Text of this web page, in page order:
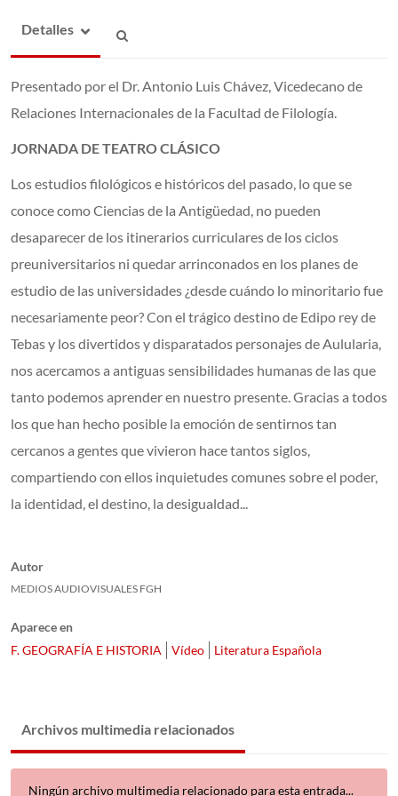
Detalles
Presentado por el Dr. Antonio Luis Chávez, Vicedecano de
Relaciones Internacionales de la Facultad de Filología.
JORNADA DE TEATRO CLÁSICO
Los estudios filológicos e históricos del pasado, lo que se
conoce como Ciencias de la Antigüedad, no pueden
desaparecer de los itinerarios curriculares de los ciclos
preuniversitarios ni quedar arrinconados en los planes de
estudio de las universidades ¿desde cuándo lo minoritario fue
necesariamente peor? Con el trágico destino de Edipo rey de
Tebas y los divertidos y disparatados personajes de Aulularia,
nos acercamos a antiguas sensibilidades humanas de las que
tanto podemos aprender en nuestro presente. Gracias a todos
los que han hecho posible la emoción de sentirnos tan
cercanos a gentes que vivieron hace tantos siglos,
compartiendo con ellos inquietudes comunes sobre el poder,
la identidad, el destino, la desigualdad...
Autor
MEDIOS AUDIOVISUALES FGH
Aparece en
F. GEOGRAFÍA E HISTORIA
Vídeo Literatura Española
Archivos multimedia relacionados
Ningún archivo multimedia relacionado para esta entrada...